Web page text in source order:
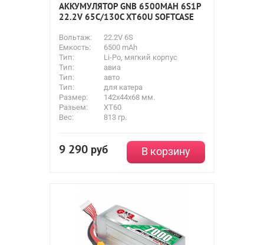
АККУМУЛЯТОР GNB 6500MAH 6S1P
22.2V 65С/130C XT60U SOFTCASE
Вольтаж:
22.2V 6S
Емкость:
6500 mAh
Тип:
Li-Po, мягкий корпус
Тип:
авиа
Тип:
авто
Тип:
для катера
Размер:
142x44x68 мм.
Разьем:
XT60
Вес:
813 гр.
9 290 руб В корзину